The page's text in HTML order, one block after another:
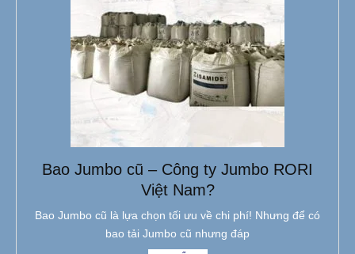
Bao Jumbo cũ – Công ty Jumbo RORI
Việt Nam?
Bao Jumbo cũ là lựa chọn tối ưu về chi phí! Nhưng để có
bao tải Jumbo cũ nhưng đáp